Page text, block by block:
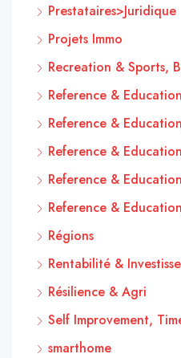
Prestataires>Juridique
Projets Immo
Recreation & Sports,
Reference &
Reference &
Reference &
Reference &
Reference &
Régions
Rentabilité &
Résilience & Agri
Self Improvement,
smarthome